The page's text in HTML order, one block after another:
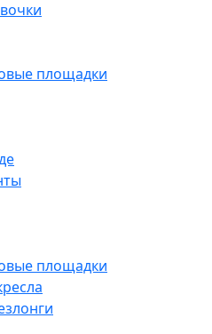
площадки
площадки